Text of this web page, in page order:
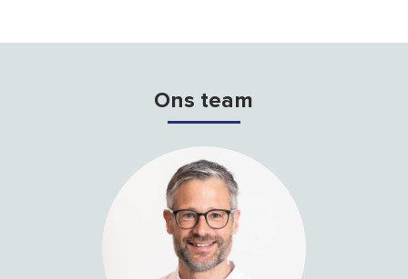
Ons team